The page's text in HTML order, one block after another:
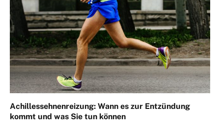
Achillessehnenreizung: Wann es zur Entzündung
kommt und was Sie tun können